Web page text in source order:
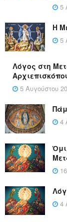
5
Η
5
Λόγος στη
5 Αυγούστου
4
4